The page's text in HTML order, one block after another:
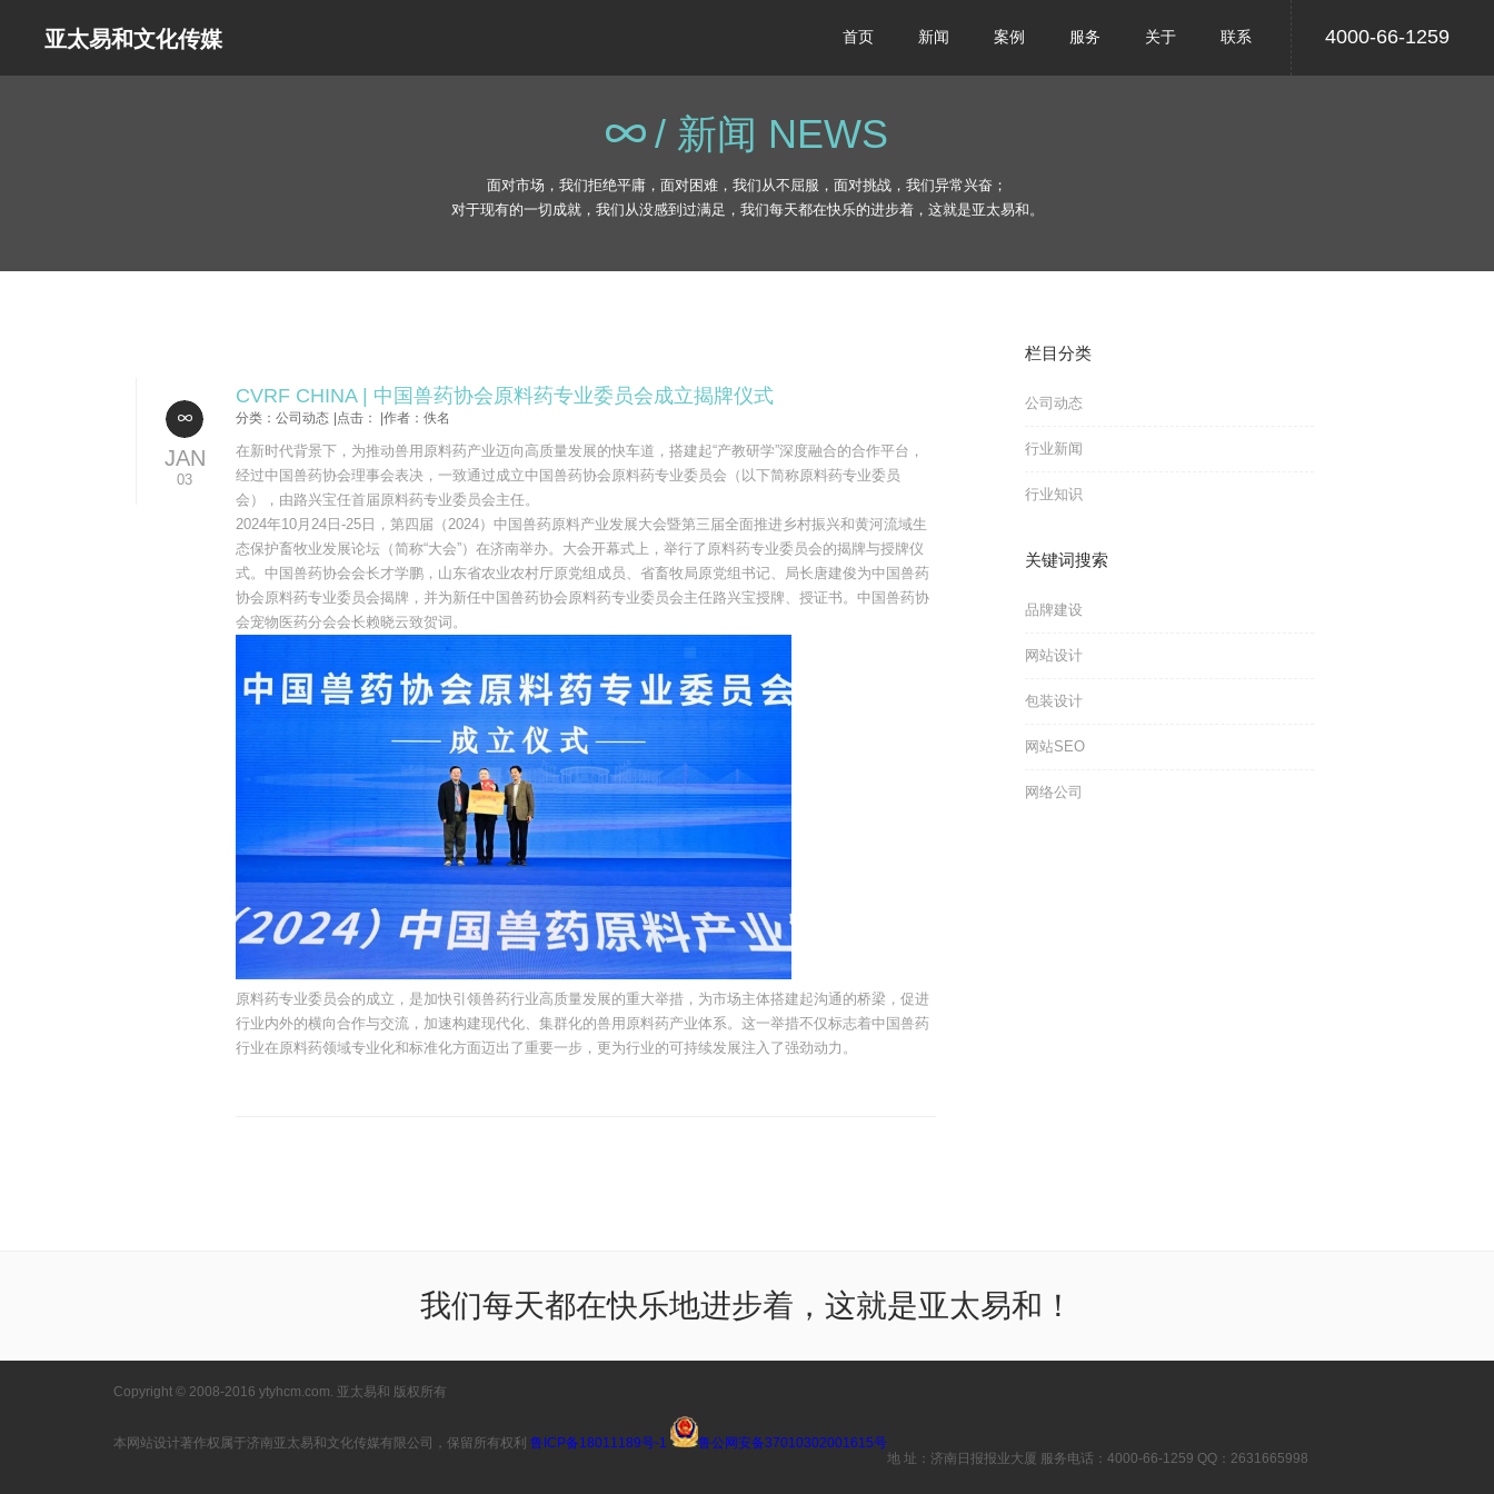
亚太易和文化传媒 4000-66-1259
首页 新闻 案例 服务 关于 联系
/ 新闻 NEWS
面对市场，我们拒绝平庸，面对困难，我们从不屈服，面对挑战，我们异常兴奋；
对于现有的一切成就，我们从没感到过满足，我们每天都在快乐的进步着，这就是亚太易和。
JAN
03
CVRF CHINA | 中国兽药协会原料药专业委员会成立揭牌仪式
分类：公司动态 |点击： |作者：佚名
在新时代背景下，为推动兽用原料药产业迈向高质量发展的快车道，搭建起“产教研学”深度融合的合作平台，
经过中国兽药协会理事会表决，一致通过成立中国兽药协会原料药专业委员会（以下简称原料药专业委员
会），由路兴宝任首届原料药专业委员会主任。
2024年10月24日-25日，第四届（2024）中国兽药原料产业发展大会暨第三届全面推进乡村振兴和黄河流域生
态保护畜牧业发展论坛（简称“大会”）在济南举办。大会开幕式上，举行了原料药专业委员会的揭牌与授牌仪
式。中国兽药协会会长才学鹏，山东省农业农村厅原党组成员、省畜牧局原党组书记、局长唐建俊为中国兽药
协会原料药专业委员会揭牌，并为新任中国兽药协会原料药专业委员会主任路兴宝授牌、授证书。中国兽药协
会宠物医药分会会长赖晓云致贺词。
原料药专业委员会的成立，是加快引领兽药行业高质量发展的重大举措，为市场主体搭建起沟通的桥梁，促进
行业内外的横向合作与交流，加速构建现代化、集群化的兽用原料药产业体系。这一举措不仅标志着中国兽药
行业在原料药领域专业化和标准化方面迈出了重要一步，更为行业的可持续发展注入了强劲动力。
栏目分类
公司动态
行业新闻
行业知识
关键词搜索
品牌建设
网站设计
包装设计
网站SEO
网络公司
我们每天都在快乐地进步着，这就是亚太易和！
Copyright © 2008-2016 ytyhcm.com. 亚太易和 版权所有
本网站设计著作权属于济南亚太易和文化传媒有限公司，保留所有权利 鲁ICP备18011189号-1
鲁公网安备37010302001615号
地 址：济南日报报业大厦 服务电话：4000-66-1259 QQ：2631665998